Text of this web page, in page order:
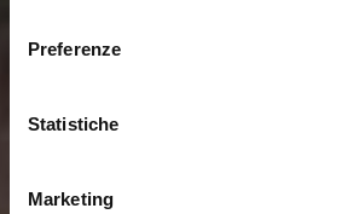
Preferenze
Statistiche
Marketing